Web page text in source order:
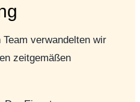
verwandelten wir
zeitgemäßen